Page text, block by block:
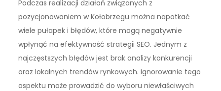
Podczas realizacji działań związanych z
pozycjonowaniem w Kołobrzegu można napotkać
wiele pułapek i błędów, które mogą negatywnie
wpłynąć na efektywność strategii SEO. Jednym z
najczęstszych błędów jest brak analizy konkurencji
oraz lokalnych trendów rynkowych. Ignorowanie tego
aspektu może prowadzić do wyboru niewłaściwych